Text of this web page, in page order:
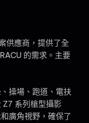
供應商，提供了全
的需求。主要
操場、跑道、電扶
Z7 系列槍型攝影
廣角視野，確保了